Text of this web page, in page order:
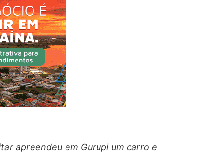
apreendeu em Gurupi um carro e